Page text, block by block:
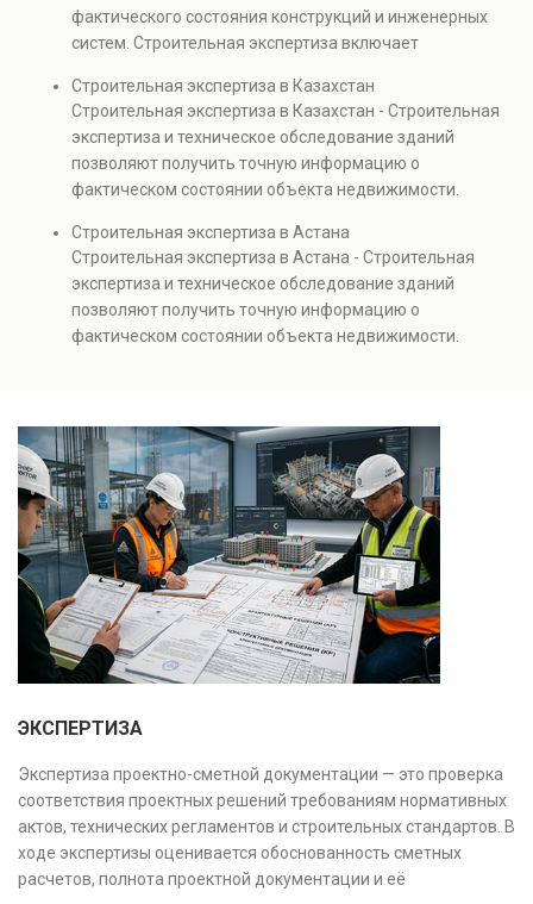
также при судебных разбирательствах и технических
проверках.
фактического состояния конструкций и инженерных
систем. Строительная экспертиза включает
элементов и оценку эксплуатационной безопасности.
Услуга востребована при покупке недвижимости,
капитальном ремонте и реконструкции объектов, а
также при судебных разбирательствах и технических
проверках.
Строительная экспертиза в Казахстан
Строительная экспертиза в Казахстан - Строительная
экспертиза и техническое обследование зданий
позволяют получить точную информацию о
фактическом состоянии объекта недвижимости.
инженерных систем с выявлением скрытых дефектов
и нарушений. Услуга используется для проверки
качества строительства, подготовки к реконструкции,
оценки рисков и судебных разбирательств.
Результатом является официальное техническое
Строительная экспертиза в Астана
Строительная экспертиза в Астана - Строительная
экспертиза и техническое обследование зданий
позволяют получить точную информацию о
фактическом состоянии объекта недвижимости.
качества строительства, подготовки к реконструкции,
оценки рисков и судебных разбирательств.
Результатом является официальное техническое
заключение, имеющее юридическую силу.
ЭКСПЕРТИЗА
Экспертиза проектно-сметной документации — это проверка
соответствия проектных решений требованиям нормативных
актов, технических регламентов и строительных стандартов. В
ходе экспертизы оценивается обоснованность сметных
расчетов, полнота проектной документации и её